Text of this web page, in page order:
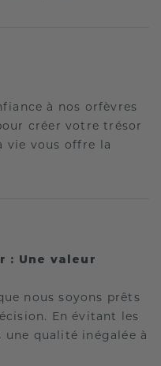
à nos orfèvres
créer votre trésor
vie vous offre la
: Une valeur
nous soyons prêts
En évitant les
qualité inégalée à